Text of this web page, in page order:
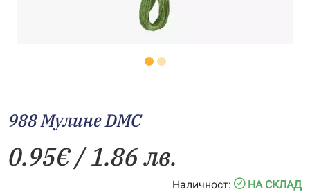
988 Мулине DMC
0.95€/ 1.86 лв.
Наличност:
НА СКЛАД